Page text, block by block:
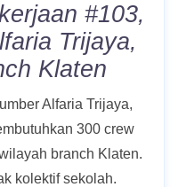
#103,
Trijaya,
Klaten
Alfaria Trijaya,
300 crew
branch Klaten.
kolektif sekolah.